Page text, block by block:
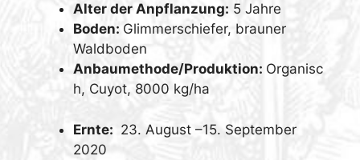
Alter der Anpflanzung: 5 Jahre
Boden: Glimmerschiefer, brauner
Waldboden
Anbaumethode/Produktion: Organisc
h, Cuyot, 8000 kg/ha
Ernte: 23. August –15. September
2020